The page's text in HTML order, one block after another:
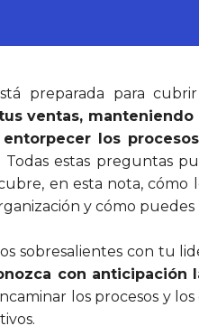
preparada para
ventas,
los
estas preguntas
en esta nota,
y cómo puedes
sobresalientes con tu
con anticipación
los procesos y